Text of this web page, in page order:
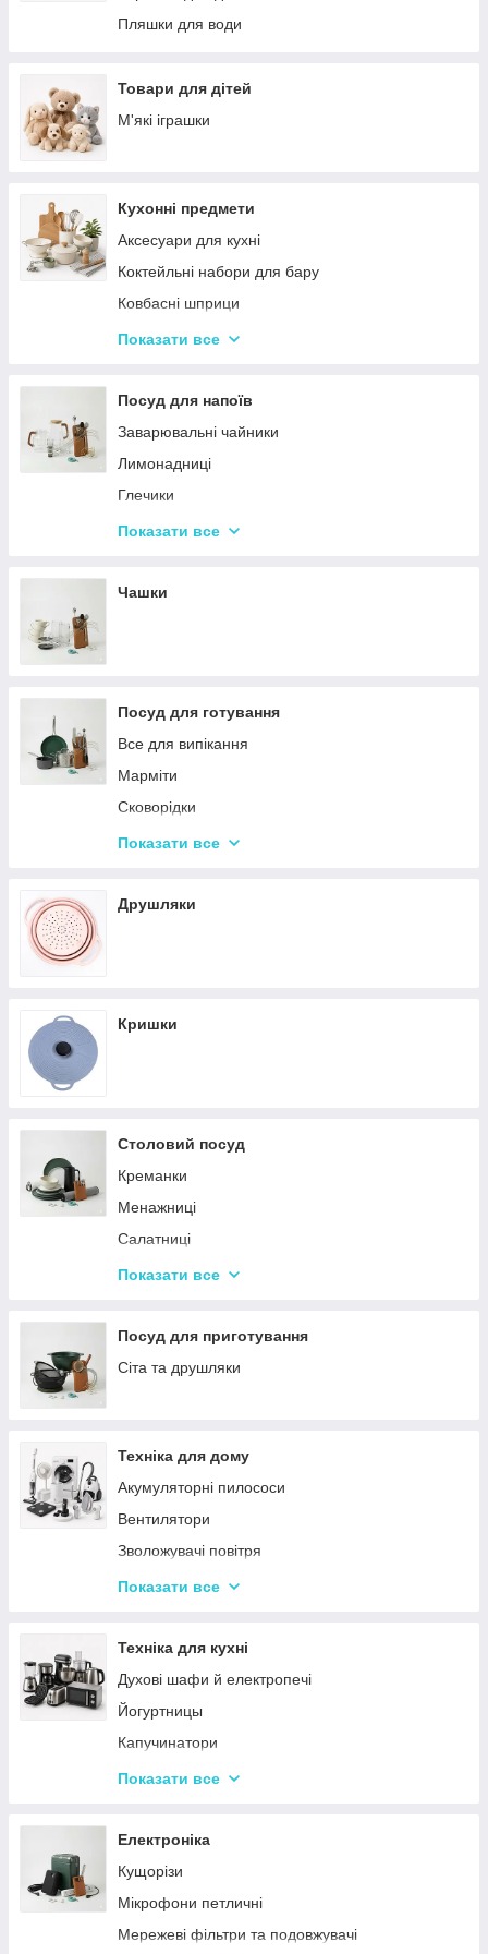
Палатки
Меблі для кемпінгу
Спальні мішки
Цукерки
Серветниці
Годинник настінний
Підсвічники
Вази для квітів
Статуетки
Пляшки для води
Товари для дітей
М'які іграшки
Кухонні предмети
Аксесуари для кухні
Коктейльні набори для бару
Ковбасні шприци
Кухонні підставки
Терки
Набори для спецій
Ємності для зберігання
Набори кухонних ножів і лопаток
Маслянки
Показати все
Посуд для напоїв
Заварювальні чайники
Лимонадниці
Глечики
Склянки
Келихи
Показати все
Чашки
Посуд для готування
Все для випікання
Марміти
Сковорідки
Ківші
Показати все
Друшляки
Кришки
Столовий посуд
Креманки
Менажниці
Салатниці
Сітки та кошики для фрі
Посуд для дітей
Сервізи
Бульйонниці
Тарілки
Показати все
Посуд для приготування
Сіта та друшляки
Техніка для дому
Акумуляторні пилососи
Вентилятори
Зволожувачі повітря
Пральні машинки
Набори для грумінгу
Машинки для видалення ковтунців
Праски
Отпариватели
Пилососи
Показати все
Техніка для кухні
Духові шафи й електропечі
Йогуртницы
Капучинатори
Інша дрібна техніка
Сендвічниці та бутербродниці
Соковичавниці
Мультиварки та скороварки
Міксери
Показати все
Електроніка
Кущорізи
Мікрофони петличні
Мережеві фільтри та подовжувачі